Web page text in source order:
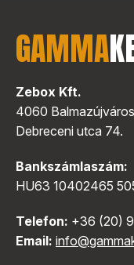
GAMMA
Zebox Kft.
4060
Debreceni utca 74.
Bankszámlaszám:
HU63 10402465
Telefon: +36 (20)
Email: